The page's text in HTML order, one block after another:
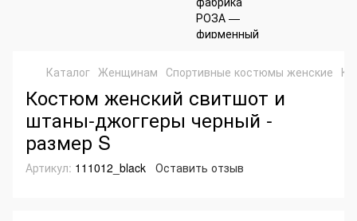
Каталог Женщинам Спортивные костюмы женские
Костюм женский свитшот и
штаны-джоггеры черный -
размер S
Артикул: 111012_black Оставить отзыв